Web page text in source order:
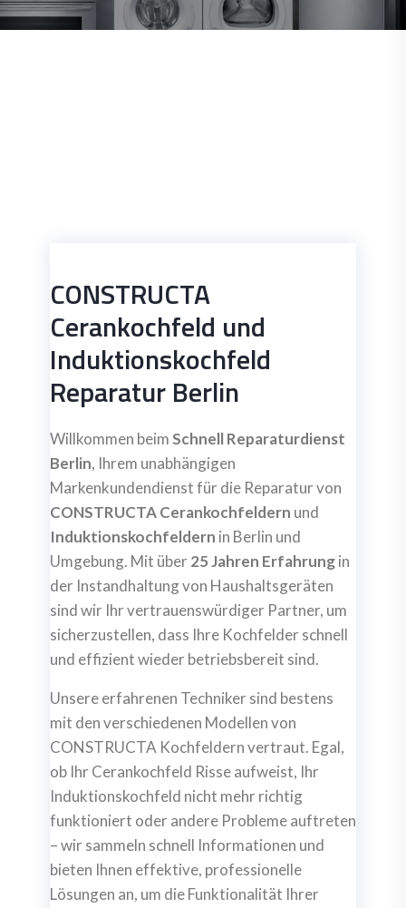
CONSTRUCTA
Cerankochfeld und
Induktionskochfeld
Reparatur Berlin
Willkommen beimSchnell Reparaturdienst
Berlin, Ihrem unabhängigen
Markenkundendienst für die Reparatur von
CONSTRUCTA Cerankochfeldern und
Induktionskochfeldern in Berlin und
Umgebung. Mit über25 Jahren Erfahrungin
der Instandhaltung von Haushaltsgeräten
sind wir Ihr vertrauenswürdiger Partner, um
sicherzustellen, dass Ihre Kochfelder schnell
und effizient wieder betriebsbereit sind.
Unsere erfahrenen Techniker sind bestens
mit den verschiedenen Modellen von
CONSTRUCTA Kochfeldern vertraut. Egal,
ob Ihr Cerankochfeld Risse aufweist, Ihr
Induktionskochfeld nicht mehr richtig
funktioniert oder andere Probleme auftreten
– wir sammeln schnell Informationen und
bieten Ihnen effektive, professionelle
Lösungen an, um die Funktionalität Ihrer